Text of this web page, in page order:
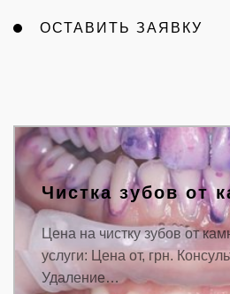
ОСТАВИТЬ ЗАЯВКУ
Чистка зубов от
Цена на чистку зубов от
услуги: Цена от, грн.
Удаление…